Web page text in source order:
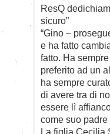
ResQ
sicuro”
“Gino –
e ha fatto
fatto. Ha
preferito ad un
ha sempre
di avere tra di
essere lì
come suo padre
La figlia Cecilia